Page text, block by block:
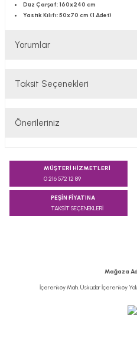
Düz Çarşaf: 160x240 cm
Yastık Kılıfı: 50x70 cm (1 Adet)
Yorumlar
Taksit Seçenekleri
Önerileriniz
konularda yetersiz gördüğünüz
kullanarak tarafımıza
Ürün resmi kalitesiz, bozuk
MÜŞTERİ HİZMETLERİ
0 216 572 12 89
PEŞİN FİYATINA
TAKSİT SEÇENEKLERİ
Mağaza
İçerenköy Mah. Üsküdar İçerenköy